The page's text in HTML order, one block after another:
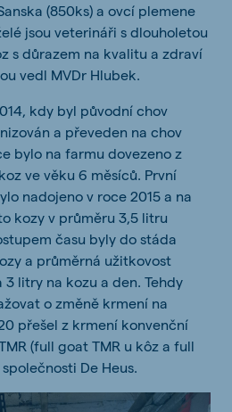
(850ks) a ovcí plemene
jsou veterináři s dlouholetou
s důrazem na kvalitu a zdraví
vedl MVDr Hlubek.
kdy byl původní chov
a převeden na chov
bylo na farmu dovezeno z
ve věku 6 měsíců. První
nadojeno v roce 2015 a na
kozy v průměru 3,5 litru
času byly do stáda
a průměrná užitkovost
litry na kozu a den. Tehdy
o změně krmení na
přešel z krmení konvenční
(full goat TMR u kôz a full
De Heus.